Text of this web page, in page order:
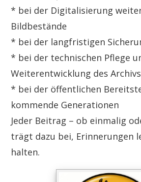
* bei der Digitalisierung
Bildbestände
* bei der langfristigen
* bei der technischen Pflege
Weiterentwicklung des Archivs
* bei der öffentlichen
kommende Generationen
Jeder Beitrag – ob einmalig
trägt dazu bei, Erinnerungen
halten.